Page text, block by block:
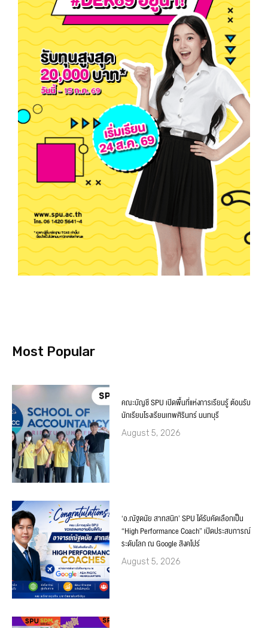
Most Popular
คณะบัญชี SPU เปิดพื้นที่แห่งการเรียนรู้ ต้อนรับ
นักเรียนโรงเรียนเทพศิรินทร์ นนทบุรี
August 5, 2026
‘อ.ณัฐดนัย สาทสนิท’ SPU ได้รับคัดเลือกเป็น
“High Performance Coach” เปิดประสบการณ์
ระดับโลก ณ Google สิงคโปร์
August 5, 2026